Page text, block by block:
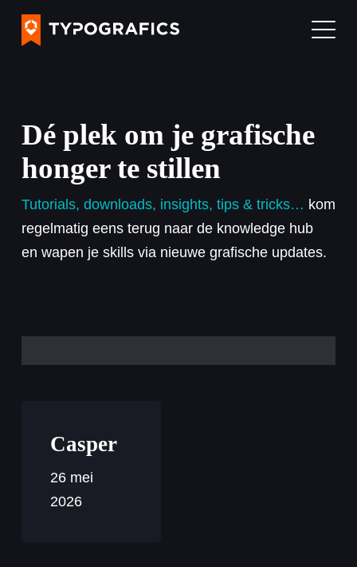
Dé plek om je grafische
honger te stillen
Tutorials, downloads, insights, tips & tricks… kom
regelmatig eens terug naar de knowledge hub
en wapen je skills via nieuwe grafische updates.
Casper
26 mei
2026